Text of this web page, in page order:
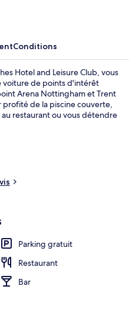
Conditions
Hotel and Leisure Club, vous
voiture de points d'intérêt
Arena Nottingham et Trent
de la piscine couverte,
restaurant ou vous détendre
bain à remous et un sauna.
attentionné et la
Parking gratuit
Restaurant
Bar